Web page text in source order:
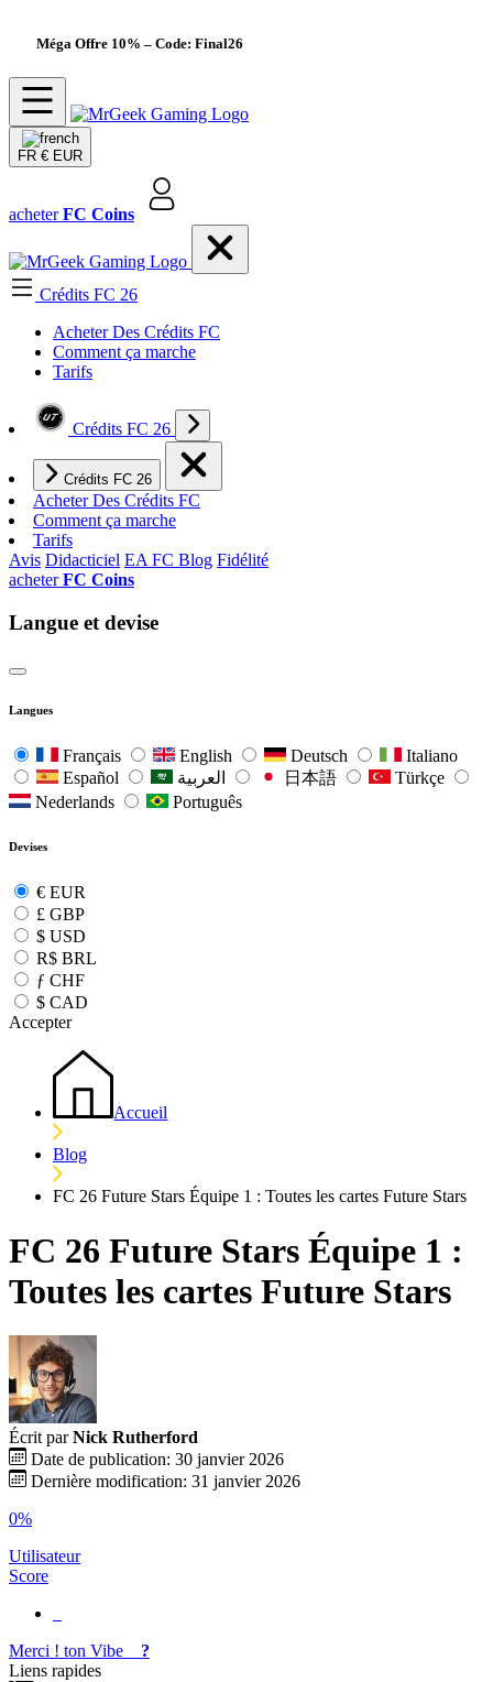
Méga Offre 10% – Code: Final26
FR € EUR
acheterFC Coins
Crédits FC 26
Acheter Des Crédits FC
Comment ça marche
Tarifs
Crédits FC 26
Crédits FC 26
Acheter Des Crédits FC
Comment ça marche
Tarifs
Avis Didacticiel EA FC Blog Fidélité
acheterFC Coins
Langue et devise
Langues
Français English Deutsch
Italiano
Español
日本語
Türkçe
Nederlands
Português
Devises
€ EUR
£ GBP
$ USD
R$ BRL
ƒ CHF
$ CAD
Accepter
Accueil
Blog
FC 26 Future Stars Équipe 1 : Toutes les cartes Future Stars
FC 26 Future Stars Équipe 1 :
Toutes les cartes Future Stars
Écrit par Nick Rutherford
Date de publication: 30 janvier 2026
Dernière modification: 31 janvier 2026
0%
Utilisateur
Score
Merci ! ton Vibe
?
Liens rapides